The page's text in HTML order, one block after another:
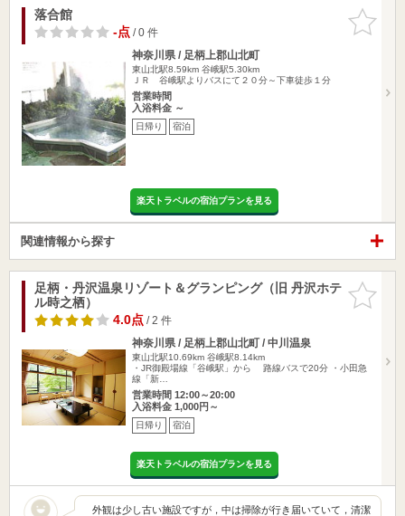
お気に入
りに追加
落合館
-点/ 0 件
神奈川県 / 足柄上郡山北町
東山北駅8.59km 谷峨駅5.30km
ＪＲ 谷峨駅よりバスにて２０分～下車徒歩１分
営業時間
入浴料金 ～
日帰り 宿泊
楽天トラベルの宿泊プランを見る
関連情報から探す
お気に入
りに追加
足柄・丹沢温泉リゾート＆グランピング（旧 丹沢ホテ
ル時之栖）
4.0点/ 2 件
神奈川県 / 足柄上郡山北町 / 中川温泉
東山北駅10.69km 谷峨駅8.14km
・JR御殿場線「谷峨駅」から 路線バスで20分 ・小田急
線「新…
営業時間 12:00～20:00
入浴料金 1,000円～
日帰り 宿泊
楽天トラベルの宿泊プランを見る
外観は少し古い施設ですが，中は掃除が行き届いていて，清潔